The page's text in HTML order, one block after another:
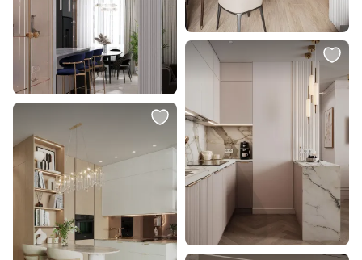
Светильник подвесной
Glassburg Light LINZA BD-226686
В корзину
Подвесной светильник Loft It
Selene E27 60W 2031-E
10 700 ₽
Подвесной светильник со
стеклянным плафоном Eurosvet
50188/1 дымчатый
4 900 ₽
Светильник подвесной Aployt
Sara APL.039.06.06